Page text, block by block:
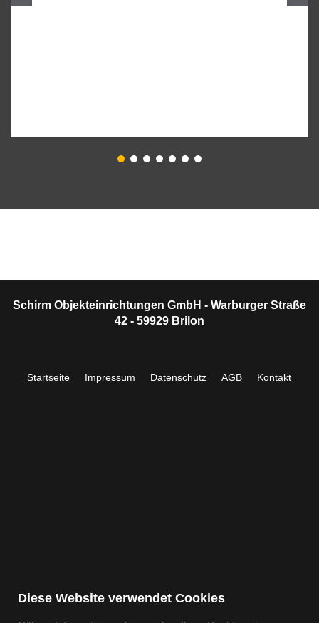
Schirm Objekteinrichtungen GmbH - Warburger Straße
42 - 59929 Brilon
Startseite Impressum Datenschutz AGB Kontakt
Diese Website verwendet Cookies